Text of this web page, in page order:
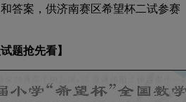
答案，供济南赛区希望杯二试参赛
抢先看】